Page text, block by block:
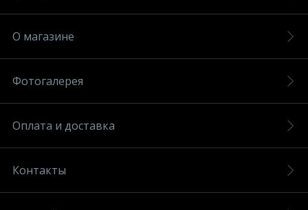
О магазине
Фотогалерея
Оплата и доставка
Контакты